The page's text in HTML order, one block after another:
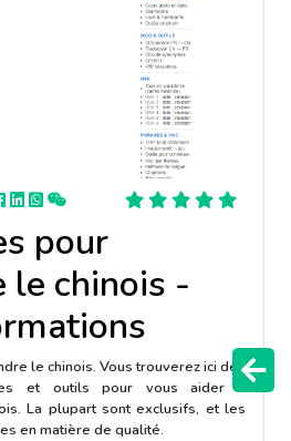
pour
le chinois -
le chinois. Vous trouverez ici des
et outils pour vous aider à
La plupart sont exclusifs, et les
en matière de qualité.